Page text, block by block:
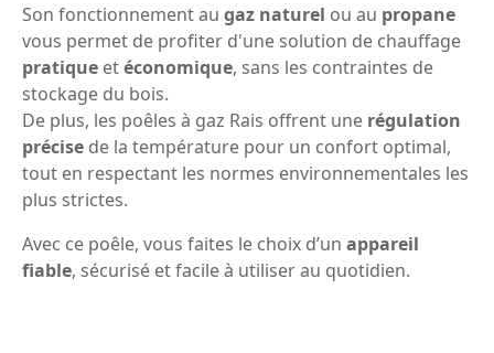
Son fonctionnement au gaz naturel ou au propane
vous permet de profiter d'une solution de chauffage
pratique etéconomique, sans les contraintes de
stockage du bois.
De plus, les poêles à gaz Rais offrent une régulation
précise de la température pour un confort optimal,
tout en respectant les normes environnementales les
plus strictes.
Avec ce poêle, vous faites le choix d’un appareil
fiable, sécurisé et facile à utiliser au quotidien.